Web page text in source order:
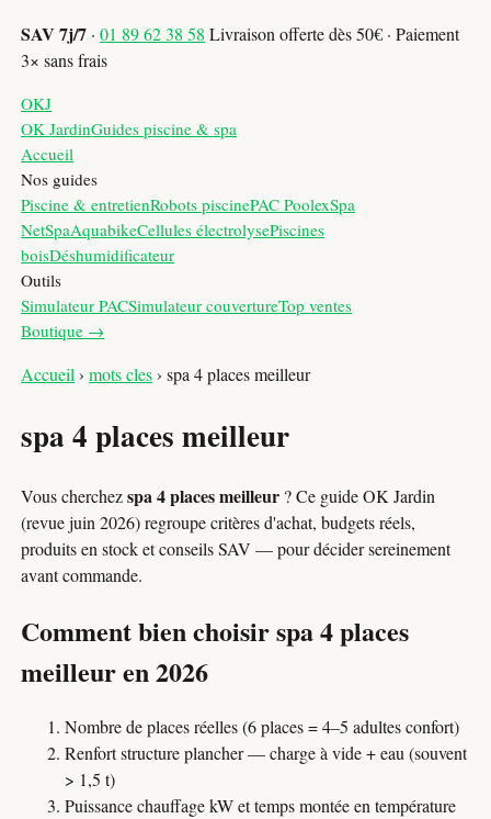
SAV 7j/7 ·01 89 62 38 58 Livraison offerte dès 50€ · Paiement
3× sans frais
OKJ
OK JardinGuides piscine & spa
Accueil
Nos guides
Piscine & entretienRobots piscinePAC PoolexSpa
NetSpaAquabikeCellules électrolysePiscines
boisDéshumidificateur
Outils
Simulateur PACSimulateur couvertureTop ventes
Boutique →
Accueil ›mots cles›spa 4 places meilleur
spa 4 places meilleur
Vous cherchezspa 4 places meilleur ? Ce guide OK Jardin
(revue juin 2026) regroupe critères d'achat, budgets réels,
produits en stock et conseils SAV — pour décider sereinement
avant commande.
Comment bien choisir spa 4 places
meilleur en 2026
Nombre de places réelles (6 places = 4–5 adultes confort)
Renfort structure plancher — charge à vide + eau (souvent
> 1,5 t)
Puissance chauffage kW et temps montée en température